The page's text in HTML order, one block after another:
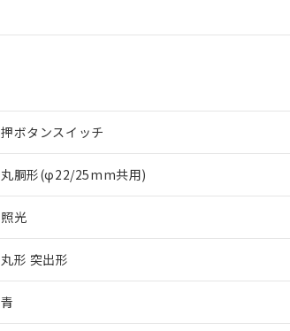
押ボタンスイッチ
丸胴形(φ22/25mm共用)
照光
丸形 突出形
青